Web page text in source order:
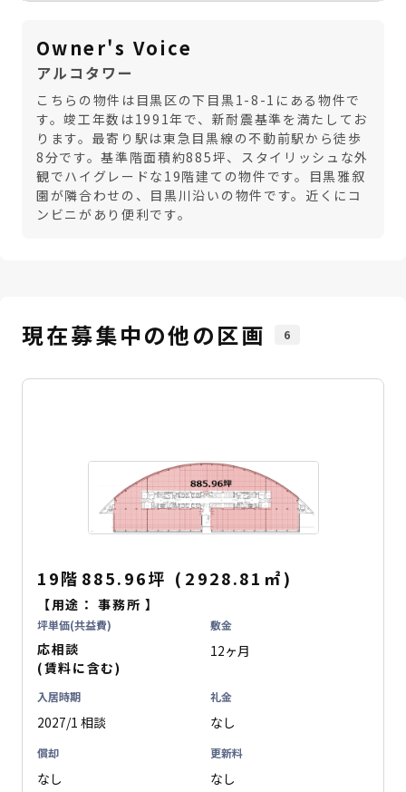
Owner's Voice
アルコタワー
こちらの物件は目黒区の下目黒1-8-1にある物件で
す。竣工年数は1991年で、新耐震基準を満たしてお
ります。最寄り駅は東急目黒線の不動前駅から徒歩
8分です。基準階面積約885坪、スタイリッシュな外
観でハイグレードな19階建ての物件です。目黒雅叙
園が隣合わせの、目黒川沿いの物件です。近くにコ
ンビニがあり便利です。
現在募集中の他の区画 6
19階 885.96坪 ( 2928.81 ㎡)
【用途：事務所 】
坪単価(共益費)
応相談
(賃料に含む)
敷金
12ヶ月
入居時期
2027/1 相談
礼金
なし
償却
なし
更新料
なし